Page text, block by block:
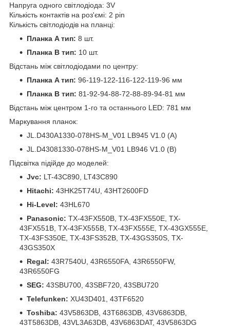
Напруга одного світлодіода: 3V
Кількість контактів на роз'ємі: 2 pin
Кількість світлодіодів на планці:
Планка A тип: 8 шт.
Планка B тип: 10 шт.
Відстань між світлодіодами по центру:
Планка A тип: 96-119-122-116-122-119-96 мм
Планка B тип: 81-92-94-88-72-88-89-94-81 мм
Відстань між центром 1-го та останнього LED: 781 мм
Маркування планок:
JL.D430A1330-078HS-M_V01 LB945 V1.0 (A)
JL.D43081330-078HS-M_V01 LB946 V1.0 (B)
Підсвітка підійде до моделей:
Jvc: LT-43C890, LT43C890
Hitachi: 43HK25T74U, 43HT2600FD
Hi-Level: 43HL670
Panasonic: TX-43FX550B, TX-43FX550E, TX-
43FX551B, TX-43FX555B, TX-43FX555E, TX-43GX555E,
TX-43FS350E, TX-43FS352B, TX-43GS350S, TX-
43GS350X
Regal: 43R7540U, 43R6550FA, 43R6550FW,
43R6550FG
SEG: 43SBU700, 43SBF720, 43SBU720
Telefunken: XU43D401, 43TF6520
Toshiba: 43V5863DB, 43T6863DB, 43V6863DB,
43T5863DB, 43VL3A63DB, 43V6863DAT, 43V5863DG